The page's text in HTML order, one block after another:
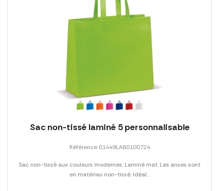
Sac non-tissé laminé 5 personnalisable
Référence 01449LAB0100724
Sac non-tissé aux couleurs modernes. Laminé mat. Les anses sont
en matériau non-tissé. Idéal...